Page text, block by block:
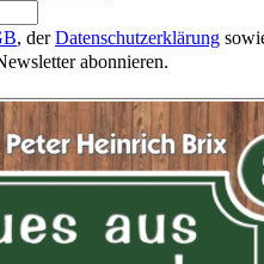
, derDatenschutzerklärung
abonnieren.